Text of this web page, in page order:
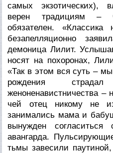
самых экзотических),
верен традициям –
обязателен.
безапелляционно
демоница Лилит.
носят на похоронах,
«Так в этом вся суть –
рождения
женоненавистничества –
чей отец никому не
занимались мама и
вынужден
авангарда.
тьмы завесили